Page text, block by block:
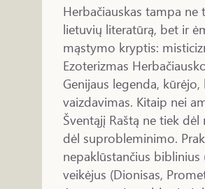
Herbačiauskas tampa
lietuvių literatūrą, bet ir
mąstymo kryptis:
Ezoterizmas
Genijaus legenda,
vaizdavimas. Kitaip nei
Šventąjį Raštą ne tiek
dėl suprobleminimo.
nepaklūstančius
veikėjus (Dionisas,